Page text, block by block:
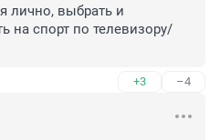
лично, выбрать и
на спорт по телевизору/
+3 –4